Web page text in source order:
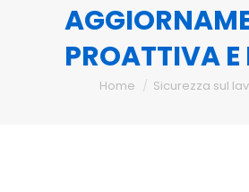
PROATTIVA
You are here:
Home Sicurezza sul